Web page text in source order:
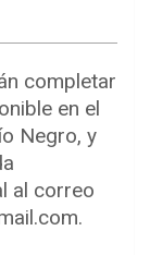
completar
en el
Negro, y
al correo